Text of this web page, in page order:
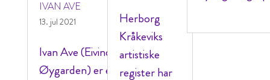
IVAN AVE
13. jul 2021
Ivan Ave (Eivind
Øygarden) er en
Herborg
Kråkeviks
artistiske
register har